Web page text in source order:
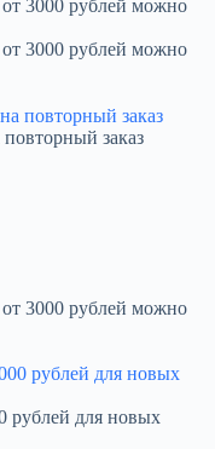
3000 рублей можно
3000 рублей можно
заказ
3000 рублей можно
рублей для новых